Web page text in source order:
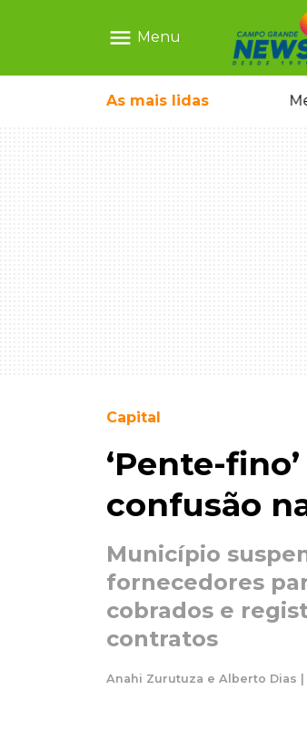
menu Menu
As mais lidas
mercado ilegal de emagrecedores
Capital
‘Pente-
confusão
Município
fornecedores
cobrados e
contratos
Anahi Zurutuza e Alberto Dias |